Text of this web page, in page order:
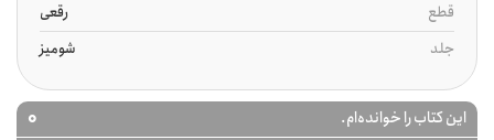
قطع
رقعی
جلد
شومیز
این کتاب را خوانده‌ام. 0